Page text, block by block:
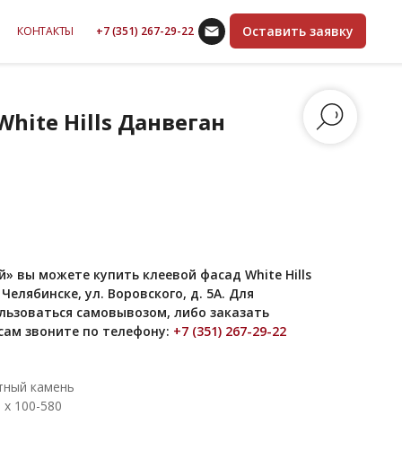
КОНТАКТЫ +7 (351) 267-29-22 Оставить заявку
Hills Данвеган
вы можете купить клеевой фасад White Hills
ул. Воровского, д. 5А. Для
самовывозом, либо заказать
звоните по телефону: +7 (351) 267-29-22
камень
100-580